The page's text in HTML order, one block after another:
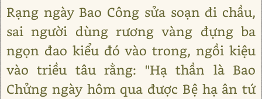
Rạng ngày Bao Công sửa soạn đi chầu,
sai người dùng rương vàng đựng ba
ngọn đao kiểu đó vào trong, ngồi kiệu
vào triều tâu rằng: "Hạ thần là Bao
Chửng ngày hôm qua được Bệ hạ ân tứ